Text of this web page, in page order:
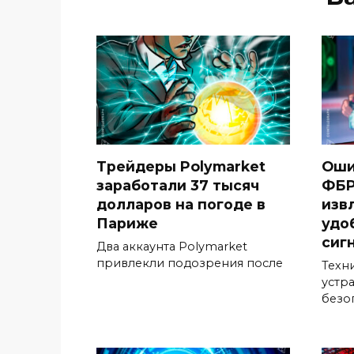
Трейдеры Polymarket
заработали 37 тысяч
долларов на погоде в
Париже
Два аккаунта Polymarket
привлекли подозрения после